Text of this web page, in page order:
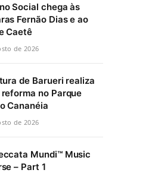
Social chega às
Fernão Dias e ao
Caetê
de 2026
de Barueri realiza
no Parque
Cananéia
de 2026
Mundi™ Music
– Part 1